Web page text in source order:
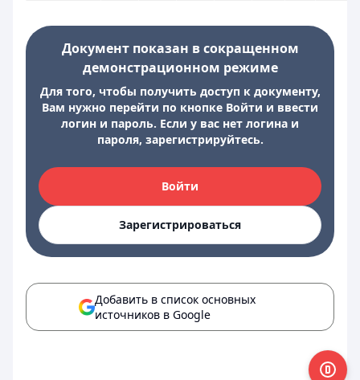
Документ показан в сокращенном
демонстрационном режиме
Для того, чтобы получить доступ к документу,
Вам нужно перейти по кнопке Войти и ввести
логин и пароль. Если у вас нет логина и
пароля, зарегистрируйтесь.
Войти
Зарегистрироваться
Добавить в список основных
источников в Google